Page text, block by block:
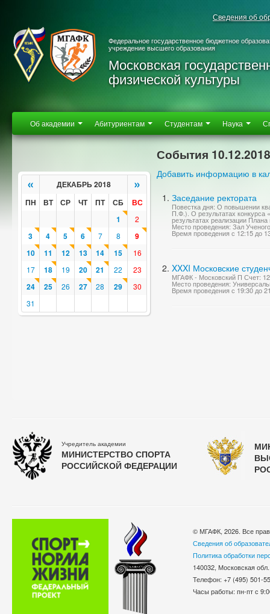
Сведения об
Федеральное государственное бюджетное
учреждение высшего образования
Московская
физической культуры
Об академии Абитуриентам Студентам Наука
« ДЕКАБРЬ 2018 »
ПН ВТ СР ЧТ ПТ СБ
ВС
1
2
3 4 5 6 7 8
9
10
11 12 13 14 15
16
17
18 19 20 21 22 23
24 25 26 27 28 29
30
31
События 10.12.2018
Добавить информацию в
Заседание ректората
Повестка дня: О повышении
П.Ф.). О результатах
результатах реализации
Место проведения: Зал
Время проведения с 12:15 до
XXXI Московские
МГАФК - Московский П Счет:
Место проведения:
Время проведения с 19:30 до
Учредитель академии
МИНИСТЕРСТВО СПОРТА
РОССИЙСКОЙ ФЕДЕРАЦИИ
© МГАФК, 2026. Все
Сведения об
Политика обработки
140032, Московская
Телефон: +7 (495)
Часы работы: пн-пт с